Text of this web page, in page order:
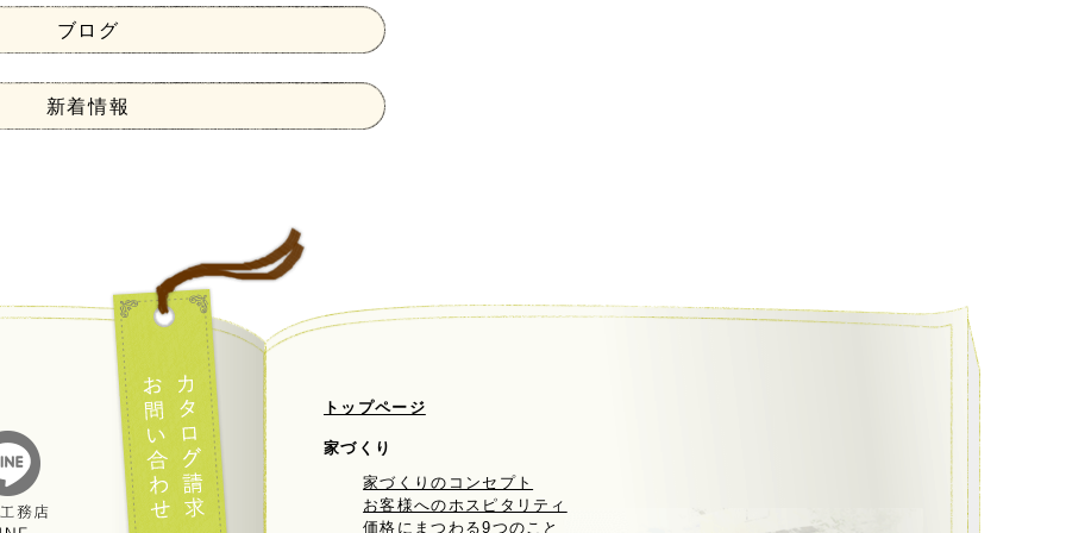
ブログ
新着情報
トップページ
家づくり
家づくりのコンセプト
お客様へのホスピタリティ
価格にまつわる9つのこと